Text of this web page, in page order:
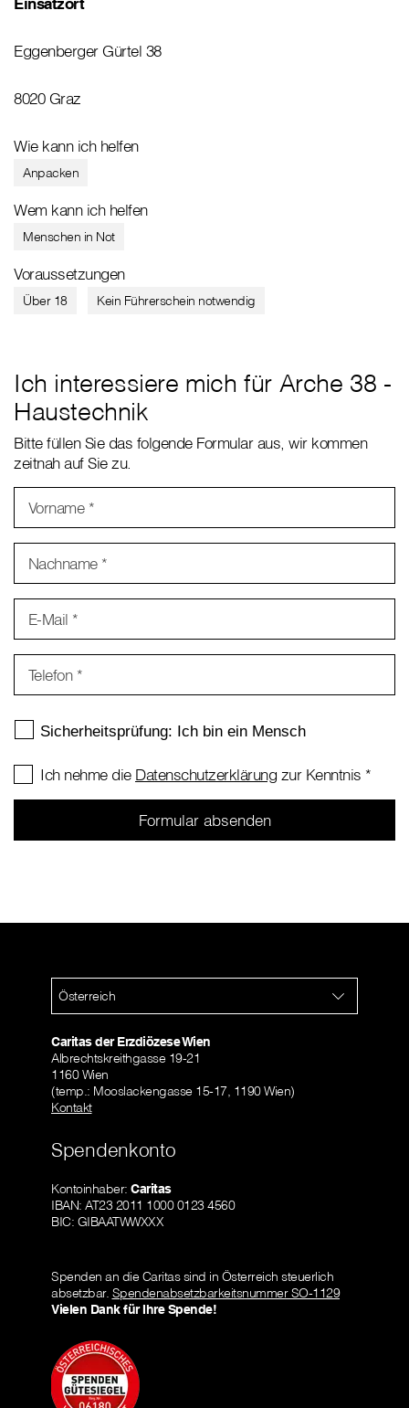
Eggenberger Gürtel 38
8020 Graz
Wie kann ich helfen
Anpacken
Wem kann ich helfen
Menschen in Not
Voraussetzungen
Über 18 Kein Führerschein notwendig
Ich interessiere mich für Arche 38 -
Haustechnik
Bitte füllen Sie das folgende Formular aus, wir kommen
zeitnah auf Sie zu.
Vorname *
Nachname *
E-Mail *
Telefon *
Ich nehme die Datenschutzerklärung zur Kenntnis *
Österreich
Caritas der Erzdiözese Wien
Albrechtskreithgasse 19-21
1160 Wien
(temp.: Mooslackengasse 15-17, 1190 Wien)
Kontakt
Spendenkonto
Kontoinhaber: Caritas
IBAN: AT23 2011 1000 0123 4560
BIC: GIBAATWWXXX
Spenden an die Caritas sind in Österreich steuerlich
absetzbar. Spendenabsetzbarkeitsnummer SO-1129
Vielen Dank für Ihre Spende!